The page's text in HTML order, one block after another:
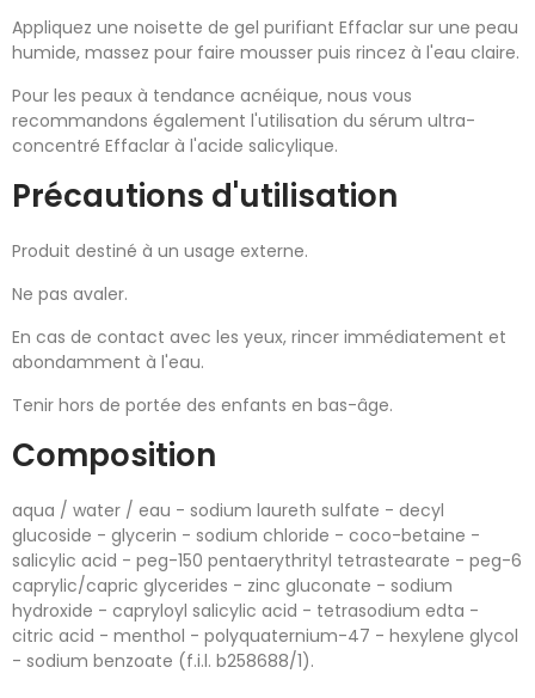
Appliquez une noisette de gel purifiant Effaclar sur une peau
humide, massez pour faire mousser puis rincez à l'eau claire.
Pour les peaux à tendance acnéique, nous vous
recommandons également l'utilisation du sérum ultra-
concentré Effaclar à l'acide salicylique.
Précautions d'utilisation
Produit destiné à un usage externe.
Ne pas avaler.
En cas de contact avec les yeux, rincer immédiatement et
abondamment à l'eau.
Tenir hors de portée des enfants en bas-âge.
Composition
aqua / water / eau - sodium laureth sulfate - decyl
glucoside - glycerin - sodium chloride - coco-betaine -
salicylic acid - peg-150 pentaerythrityl tetrastearate - peg-6
caprylic/capric glycerides - zinc gluconate - sodium
hydroxide - capryloyl salicylic acid - tetrasodium edta -
citric acid - menthol - polyquaternium-47 - hexylene glycol
- sodium benzoate (f.i.l. b258688/1).